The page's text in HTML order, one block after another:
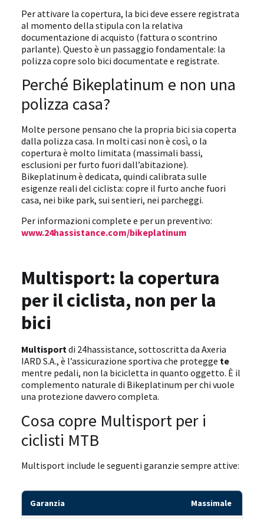
Per attivare la copertura, la bici deve essere registrata
al momento della stipula con la relativa
documentazione di acquisto (fattura o scontrino
parlante). Questo è un passaggio fondamentale: la
polizza copre solo bici documentate e registrate.
Perché Bikeplatinum e non una
polizza casa?
Molte persone pensano che la propria bici sia coperta
dalla polizza casa. In molti casi non è così, o la
copertura è molto limitata (massimali bassi,
esclusioni per furto fuori dall’abitazione).
Bikeplatinum è dedicata, quindi calibrata sulle
esigenze reali del ciclista: copre il furto anche fuori
casa, nei bike park, sui sentieri, nei parcheggi.
Per informazioni complete e per un preventivo:
www.24hassistance.com/bikeplatinum
Multisport: la copertura
per il ciclista, non per la
bici
Multisportdi 24hassistance, sottoscritta da Axeria
IARD S.A., è l’assicurazione sportiva che protegge te
mentre pedali, non la bicicletta in quanto oggetto. È il
complemento naturale di Bikeplatinum per chi vuole
una protezione davvero completa.
Cosa copre Multisport per i
ciclisti MTB
Multisport include le seguenti garanzie sempre attive:
Garanzia Massimale